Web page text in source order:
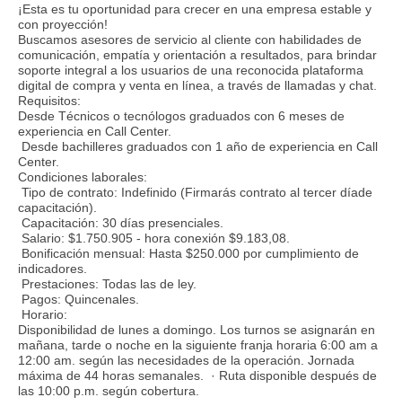
¡Esta es tu oportunidad para crecer en una empresa estable y
con proyección!
Buscamos asesores de servicio al cliente con habilidades de
comunicación, empatía y orientación a resultados, para brindar
soporte integral a los usuarios de una reconocida plataforma
digital de compra y venta en línea, a través de llamadas y chat.
Requisitos:
Desde Técnicos o tecnólogos graduados con 6 meses de
experiencia en Call Center.
Desde bachilleres graduados con 1 año de experiencia en Call
Center.
Condiciones laborales:
Tipo de contrato: Indefinido (Firmarás contrato al tercer díade
capacitación).
Capacitación: 30 días presenciales.
Salario: $1.750.905 - hora conexión $9.183,08.
Bonificación mensual: Hasta $250.000 por cumplimiento de
indicadores.
Prestaciones: Todas las de ley.
Pagos: Quincenales.
Horario:
Disponibilidad de lunes a domingo. Los turnos se asignarán en
mañana, tarde o noche en la siguiente franja horaria 6:00 am a
12:00 am. según las necesidades de la operación. Jornada
máxima de 44 horas semanales. · Ruta disponible después de
las 10:00 p.m. según cobertura.